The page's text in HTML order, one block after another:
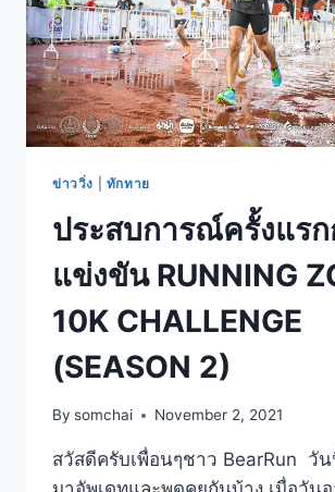
ข่าววิ่ง ทักทาย
ประสบการณ์ครั้งแร
แข่งขัน RUNNING
10K CHALLENGE
(SEASON 2)
By somchai November 2, 2021
สวัสดีครับเพื่อนๆชาว BearRun วั